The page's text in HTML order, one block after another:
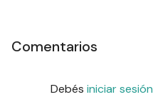
Comentarios
Debés iniciar sesión